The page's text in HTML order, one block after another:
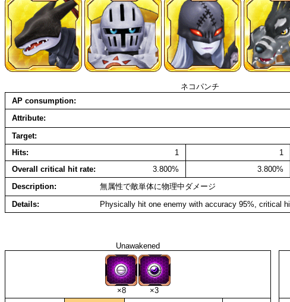
ネコパンチ
AP consumption
Attribute
Target
Hits
1 1
Overall critical hit rate
3.800% 3.800%
Description
無属性で敵単体に物理中ダメージ
Details
Physically hit one enemy with accuracy 95%, critical
Unawakened
×8
×3